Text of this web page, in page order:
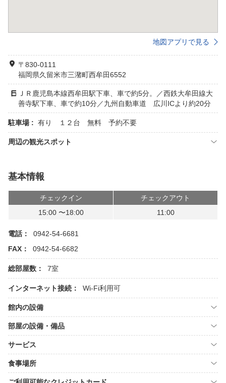
地図アプリで見る
〒830-0111
福岡県久留米市三潴町西牟田6552
ＪＲ鹿児島本線西牟田駅下車、車で約5分。／西鉄大牟田線大
善寺駅下車、車で約10分／九州自動車道 広川ICより約20分
駐車場 : 有り １２台 無料 予約不要
周辺の観光スポット
基本情報
チェックイン
チェックアウト
15:00 〜18:00
11:00
電話：
0942-54-6681
FAX：
0942-54-6682
総部屋数： 7室
インターネット接続： Wi-Fi利用可
館内の設備
部屋の設備・備品
サービス
食事場所